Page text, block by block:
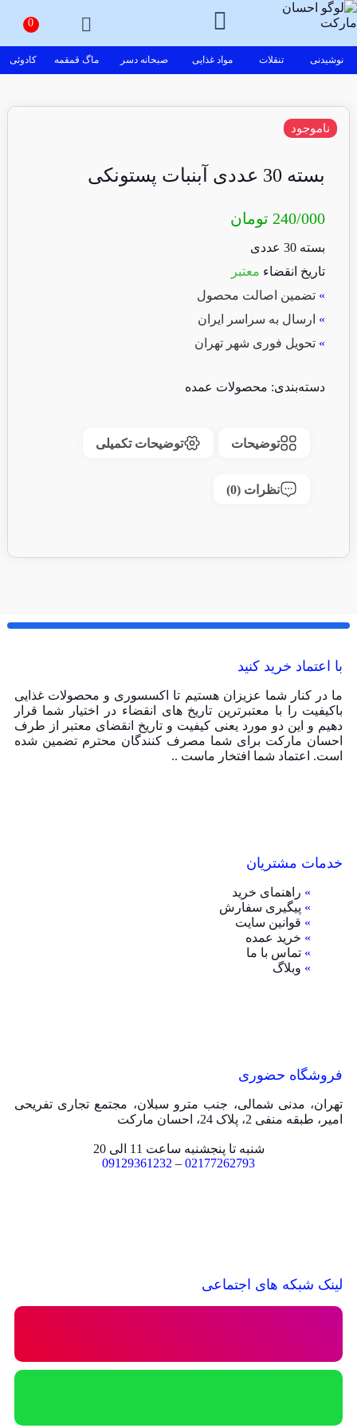
نوشیدنی تنقلات مواد غذایی صبحانه دسر ماگ قمقمه کادوئی
بسته 30 عددی آبنبات پستونکی
240/000 تومان
بسته 30 عددی
تاریخ انقضاء معتبر
» تضمین اصالت محصول
» ارسال به سراسر ایران
» تحویل فوری شهر تهران
ناموجود
دسته‌بندی: محصولات عمده
توضیحات توضیحات تکمیلی
نظرات (0)
با اعتماد خرید کنید
ما در کنار شما عزیزان هستیم تا اکسسوری و محصولات غذایی
باکیفیت را با معتبرترین تاریخ های انقضاء در اختیار شما قرار
دهیم و این دو مورد یعنی کیفیت و تاریخ انقضای معتبر از طرف
احسان مارکت برای شما مصرف کنندگان محترم تضمین شده
است. اعتماد شما افتخار ماست ..
خدمات مشتریان
» راهنمای خرید
» پیگیری سفارش
» قوانین سایت
» خرید عمده
» تماس با ما
» وبلاگ
فروشگاه حضوری
تهران، مدنی شمالی، جنب مترو سبلان، مجتمع تجاری تفریحی
امیر، طبقه منفی 2، پلاک 24، احسان مارکت
شنبه تا پنجشنبه ساعت 11 الی 20
02177262793
–
09129361232
لینک شبکه های اجتماعی